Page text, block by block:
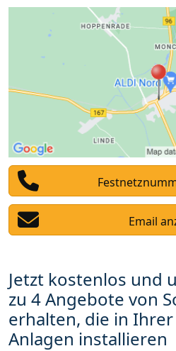
Email
Jetzt kostenlos und
zu 4 Angebote von
erhalten, die in Ihrer
Anlagen installieren